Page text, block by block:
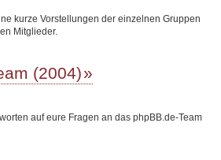
kurze Vorstellungen der einzelnen Gruppen
Mitglieder.
(2004)
auf eure Fragen an das phpBB.de-Team